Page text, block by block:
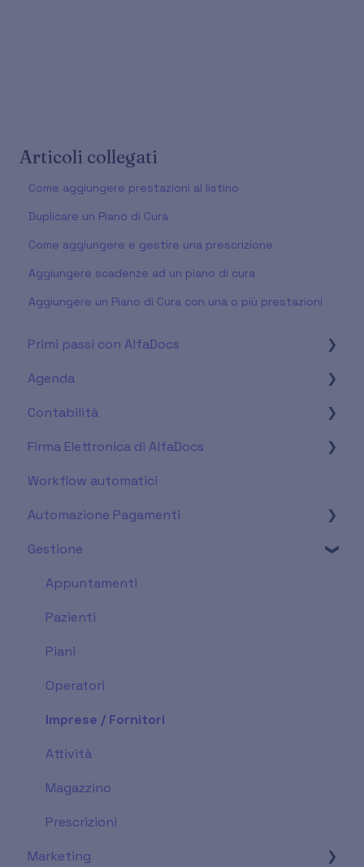
Articoli collegati
Come aggiungere prestazioni al listino
Duplicare un Piano di Cura
Come aggiungere e gestire una prescrizione
Aggiungere scadenze ad un piano di cura
Aggiungere un Piano di Cura con una o più prestazioni
Primi passi con AlfaDocs
Conoscere il software
Inserire le impostazioni di base necessarie
Agenda
Impostazioni & Visualizzazione
Utilizzo & Funzionalità
Contabilità
Fatture per pazienti (da Piano di cura)
Fatture per pazienti (senza Piano di cura)
Fatture per pazienti - Approfondimenti
Autofatture
Fatturazione Elettronica
Prima Nota
Sistema TS
Export Avanzato
Firma Elettronica di AlfaDocs
Firma paziente
Firma operatore
Workflow automatici
Automazione Pagamenti
Impostazioni di base
Pagamenti da fattura emessa
Pagamenti da Piano di cura (pre-fattura)
Gestione
Appuntamenti
Pazienti
Piani
Operatori
Imprese / Fornitori
Attività
Magazzino
Prescrizioni
Marketing